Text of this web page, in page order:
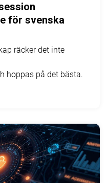
för svenska
räcker det inte
hoppas på det bästa.